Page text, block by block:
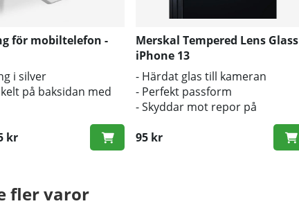
för mobiltelefon -
i silver
på baksidan med
kr
Merskal Tempered Lens Glass
iPhone 13
- Härdat glas till kameran
- Perfekt passform
- Skyddar mot repor på
95 kr
fler varor